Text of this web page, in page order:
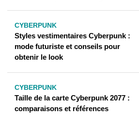
CYBERPUNK
Styles vestimentaires Cyberpunk :
mode futuriste et conseils pour
obtenir le look
CYBERPUNK
Taille de la carte Cyberpunk 2077 :
comparaisons et références